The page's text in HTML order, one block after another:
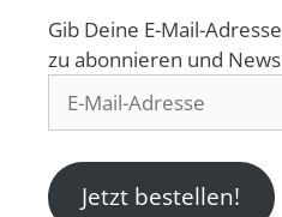
Gib Deine E-Mail-
zu abonnieren und
Mail-
Jetzt bestellen!